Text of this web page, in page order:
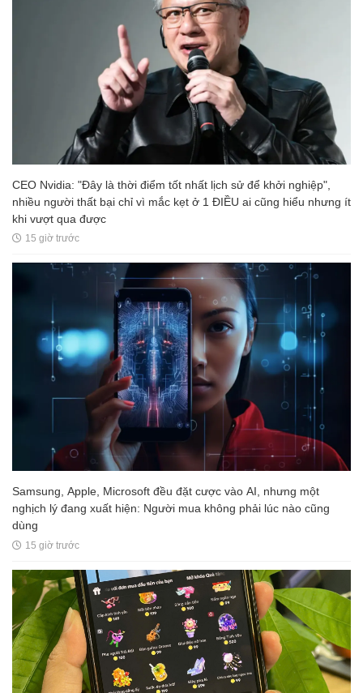
CEO Nvidia: "Đây là thời điểm tốt nhất lịch sử để khởi nghiệp",
nhiều người thất bại chỉ vì mắc kẹt ở 1 ĐIỀU ai cũng hiểu nhưng ít
khi vượt qua được
15 giờ trước
Samsung, Apple, Microsoft đều đặt cược vào AI, nhưng một
nghịch lý đang xuất hiện: Người mua không phải lúc nào cũng
dùng
15 giờ trước